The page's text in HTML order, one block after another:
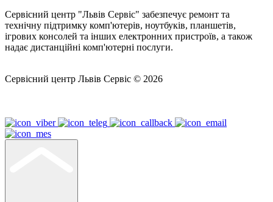
Сервісний центр "Львів Сервіс" забезпечує ремонт та
технічну підтримку комп'ютерів, ноутбуків, планшетів,
ігрових консолей та інших електронних пристроїв, а також
надає дистанційні комп'ютерні послуги.
Сервісний центр Львів Сервіс © 2026